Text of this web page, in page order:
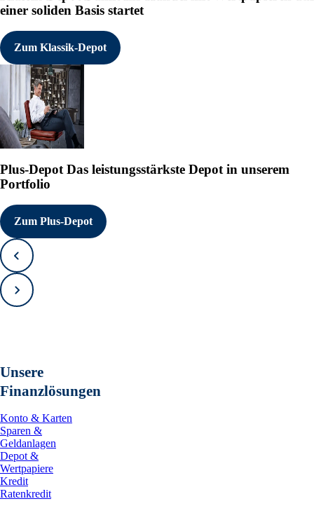
einer soliden Basis startet
Zum Klassik-Depot
Plus-Depot Das leistungsstärkste Depot in unserem
Portfolio
Zum Plus-Depot
Zurück
Vorwärts
Unsere
Finanzlösungen
Konto & Karten
Sparen &
Geldanlagen
Depot &
Wertpapiere
Kredit
Ratenkredit